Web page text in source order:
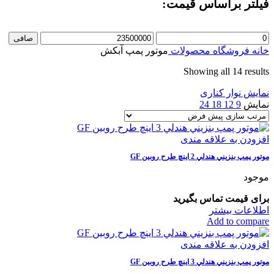
فیلتر براساس قیمت:
حداقل
قیمت
حداكثر
قيمت
صافی
خانه فروشگاه محصولات موتور پمپ آبکش
Showing all 14 results
نمایش نوار کناری
نمایش 9
12
18
24
افزودن به علاقه مندی
موتور پمپ بنزيني هندلي 2 اينچ طرح روبين GF
موجود
برای قیمت تماس بگیرید
اطلاعات بیشتر
Add to compare
افزودن به علاقه مندی
موتور پمپ بنزيني هندلي 3 اينچ طرح روبين GF